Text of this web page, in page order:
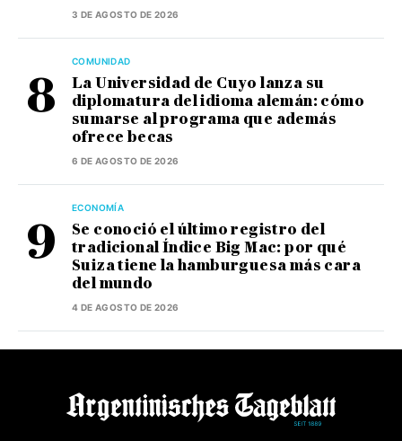
3 DE AGOSTO DE 2026
COMUNIDAD
La Universidad de Cuyo lanza su
diplomatura del idioma alemán: cómo
sumarse al programa que además
ofrece becas
6 DE AGOSTO DE 2026
ECONOMÍA
Se conoció el último registro del
tradicional Índice Big Mac: por qué
Suiza tiene la hamburguesa más cara
del mundo
4 DE AGOSTO DE 2026